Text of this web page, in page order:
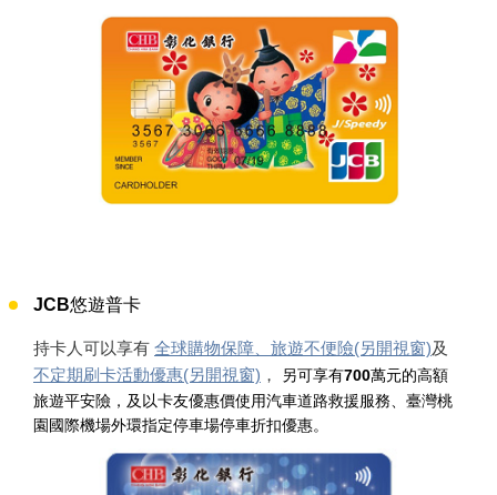
JCB悠遊普卡
持卡人可以享有 全球購物保障、旅遊不便險(另開視窗)及
不定期刷卡活動優惠(另開視窗) ，
另可享有700萬元的高額
旅遊平安險，及以卡友優惠價使用汽車道路救援服務、臺灣桃
園國際機場外環指定停車場停車折扣優惠。